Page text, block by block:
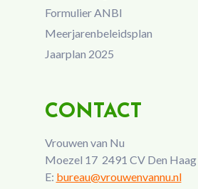
Formulier ANBI
Meerjarenbeleidsplan
Jaarplan 2025
CONTACT
Vrouwen van Nu
Moezel 17 2491 CV Den Haag
E: bureau@vrouwenvannu.nl